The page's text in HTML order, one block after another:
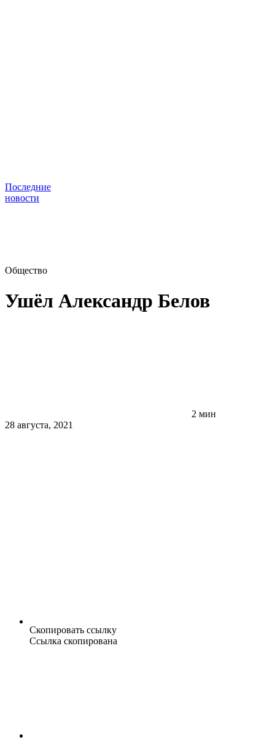
Последние
новости
Общество
Ушёл Александр Белов
2 мин
28 августа, 2021
Скопировать ссылку
Ссылка скопирована